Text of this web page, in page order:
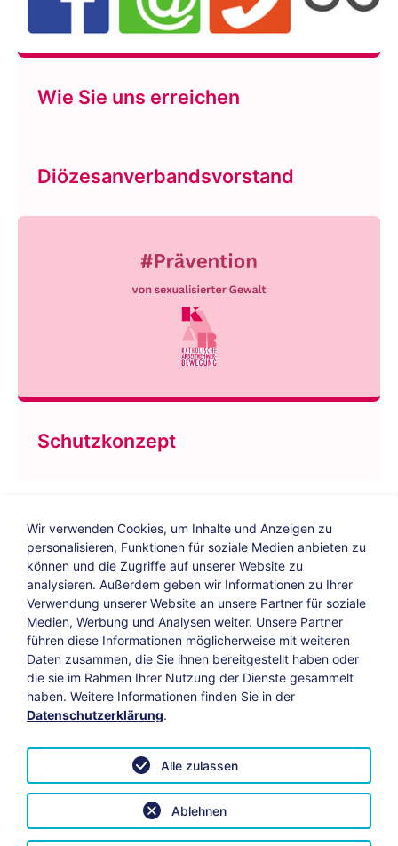
Wie Sie uns erreichen
Diözesanverbandsvorstand
Schutzkonzept
Bildungs-Blog| Instagram| Facebook|
YouTube
Impressum Suche Datenschutz
Vertrag widerrufen
Datenschutzeinstellungen anpassen
© 2026 KAB Bamberg | Alle Rechte vorbehalten.
Wir verwenden Cookies, um Inhalte und Anzeigen zu
personalisieren, Funktionen für soziale Medien anbieten zu
können und die Zugriffe auf unserer Website zu
analysieren. Außerdem geben wir Informationen zu Ihrer
Verwendung unserer Website an unsere Partner für soziale
Medien, Werbung und Analysen weiter. Unsere Partner
führen diese Informationen möglicherweise mit weiteren
Daten zusammen, die Sie ihnen bereitgestellt haben oder
die sie im Rahmen Ihrer Nutzung der Dienste gesammelt
haben. Weitere Informationen finden Sie in der
Datenschutzerklärung.
Ablehnen
Alle zulassen